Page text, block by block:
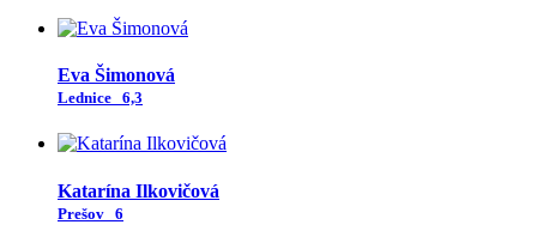
Eva Šimonová
Lednice 6,3
Katarína Ilkovičová
Prešov 6